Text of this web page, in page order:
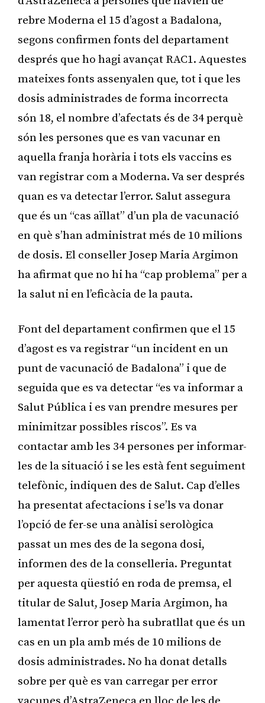
rebre Moderna el 15 d’agost a Badalona,
segons confirmen fonts del departament
després que ho hagi avançat RAC1. Aquestes
mateixes fonts assenyalen que, tot i que les
dosis administrades de forma incorrecta
són 18, el nombre d’afectats és de 34 perquè
són les persones que es van vacunar en
aquella franja horària i tots els vaccins es
van registrar com a Moderna. Va ser després
quan es va detectar l’error. Salut assegura
que és un “cas aïllat” d’un pla de vacunació
en què s’han administrat més de 10 milions
de dosis. El conseller Josep Maria Argimon
ha afirmat que no hi ha “cap problema” per a
la salut ni en l’eficàcia de la pauta.
Font del departament confirmen que el 15
d’agost es va registrar “un incident en un
punt de vacunació de Badalona” i que de
seguida que es va detectar “es va informar a
Salut Pública i es van prendre mesures per
minimitzar possibles riscos”. Es va
contactar amb les 34 persones per informar-
les de la situació i se les està fent seguiment
telefònic, indiquen des de Salut. Cap d’elles
ha presentat afectacions i se’ls va donar
l’opció de fer-se una anàlisi serològica
passat un mes des de la segona dosi,
informen des de la conselleria. Preguntat
per aquesta qüestió en roda de premsa, el
titular de Salut, Josep Maria Argimon, ha
lamentat l’error però ha subratllat que és un
cas en un pla amb més de 10 milions de
dosis administrades. No ha donat detalls
sobre per què es van carregar per error